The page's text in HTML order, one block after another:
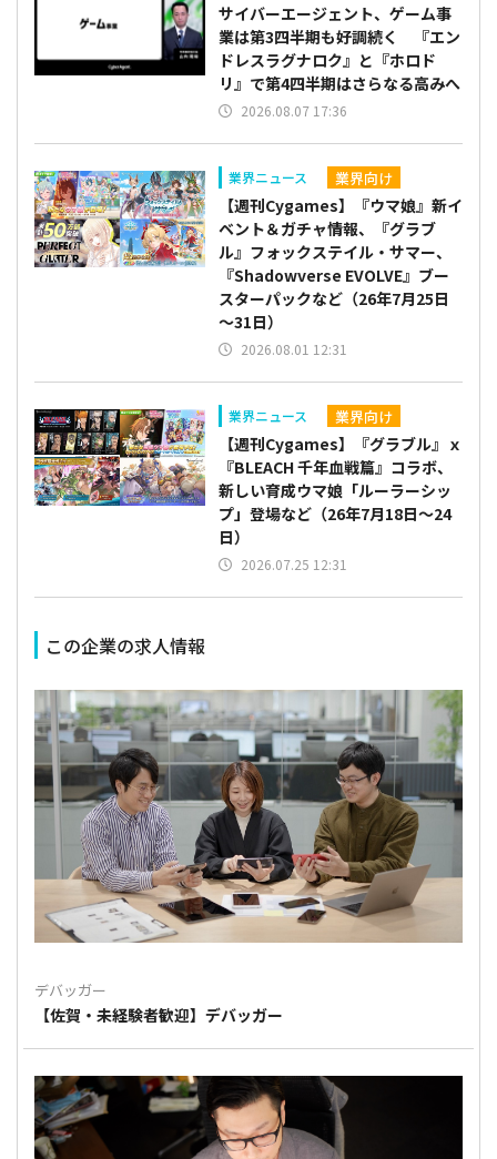
サイバーエージェント、ゲーム事
業は第3四半期も好調続く 『エン
ドレスラグナロク』と『ホロド
リ』で第4四半期はさらなる高みへ
2026.08.07 17:36
業界ニュース 業界向け
【週刊Cygames】『ウマ娘』新イ
ベント＆ガチャ情報、『グラブ
ル』フォックステイル・サマー、
『Shadowverse EVOLVE』ブー
スターパックなど（26年7月25日
～31日）
2026.08.01 12:31
業界ニュース 業界向け
【週刊Cygames】『グラブル』ｘ
『BLEACH 千年血戦篇』コラボ、
新しい育成ウマ娘「ルーラーシッ
プ」登場など（26年7月18日～24
日）
2026.07.25 12:31
この企業の求人情報
デバッガー
【佐賀・未経験者歓迎】デバッガー